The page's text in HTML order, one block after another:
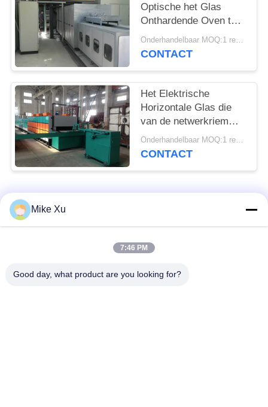
Optische het Glas
Onthardende Oven ter
plaatse van de
Netwerkriem
Onderhandelbaar MOQ:1 reeks
CONTACT
Het Elektrische
Horizontale Glas die
van de netwerkriem
Oven verfraaien
Onderhandelbaar MOQ:1 reeks
CONTACT
populaire categorieën
Industriële Glasoven
Mike Xu
7:46 PM
Good day, what product are you looking for?